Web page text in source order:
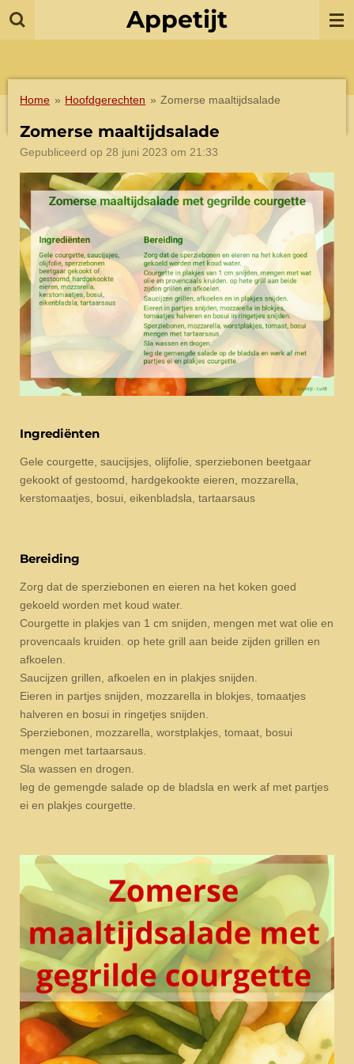
Ga
Appetijt
Home » Hoofdgerechten » Zomerse maaltijdsalade
Zomerse maaltijdsalade
Gepubliceerd op 28 juni 2023 om 21:33
Ingrediënten
Gele courgette, saucijsjes, olijfolie, sperziebonen beetgaar
gekookt of gestoomd, hardgekookte eieren, mozzarella,
kerstomaatjes, bosui, eikenbladsla, tartaarsaus
Bereiding
Zorg dat de sperziebonen en eieren na het koken goed
gekoeld worden met koud water.
Courgette in plakjes van 1 cm snijden, mengen met wat olie en
provencaals kruiden. op hete grill aan beide zijden grillen en
afkoelen.
Saucijzen grillen, afkoelen en in plakjes snijden.
Eieren in partjes snijden, mozzarella in blokjes, tomaatjes
halveren en bosui in ringetjes snijden.
Sperziebonen, mozzarella, worstplakjes, tomaat, bosui
mengen met tartaarsaus.
Sla wassen en drogen.
leg de gemengde salade op de bladsla en werk af met partjes
ei en plakjes courgette.